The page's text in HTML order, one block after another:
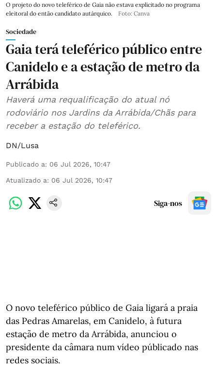
O projeto do novo teleférico de Gaia não estava explicitado no programa
eleitoral do então candidato autárquico.
Foto: Canva
Sociedade
Gaia terá teleférico público entre
Canidelo e a estação de metro da
Arrábida
Haverá uma requalificação do atual nó
rodoviário nos Jardins da Arrábida/Chãs para
receber a estação do teleférico.
DN/Lusa
Publicado a: 06 Jul 2026, 10:47
Atualizado a: 06 Jul 2026, 10:47
Siga-nos
O novo teleférico público de Gaia ligará a praia
das Pedras Amarelas, em Canidelo, à futura
estação de metro da Arrábida, anunciou o
presidente da câmara num vídeo públicado nas
redes sociais.